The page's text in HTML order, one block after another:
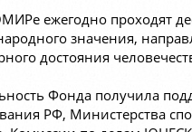
ежегодно проходят
значения,
достояния
Фонда получила
РФ, Министерства